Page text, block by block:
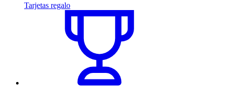
Tarjetas regalo